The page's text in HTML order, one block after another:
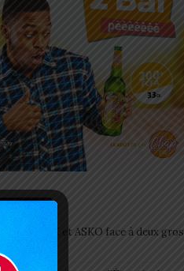
récents
CAF: ASCK et ASKO face à deux gros